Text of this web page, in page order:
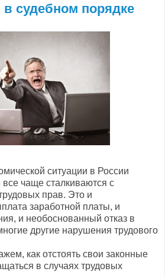
в судебном порядке
ситуации в России
все чаще сталкиваются с
прав. Это и
заработной платы, и
и необоснованный отказ в
другие нарушения трудового
как отстоять свои законные
в случаях трудовых